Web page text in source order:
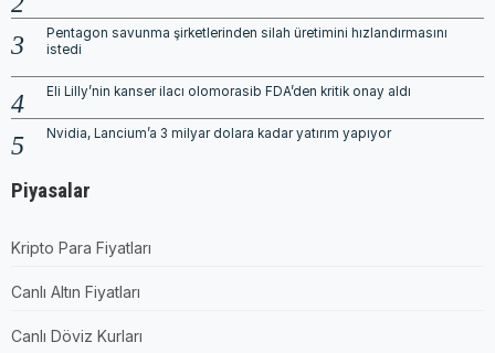
Pentagon savunma şirketlerinden silah üretimini hızlandırmasını
istedi
Eli Lilly’nin kanser ilacı olomorasib FDA’den kritik onay aldı
Nvidia, Lancium’a 3 milyar dolara kadar yatırım yapıyor
Piyasalar
Kripto Para Fiyatları
Canlı Altın Fiyatları
Canlı Döviz Kurları